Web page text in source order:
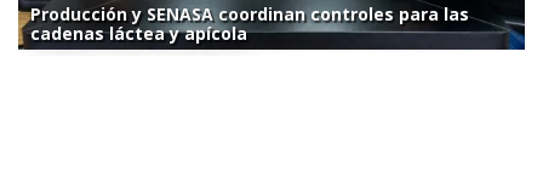
Producción y SENASA coordinan controles para las
cadenas láctea y apícola